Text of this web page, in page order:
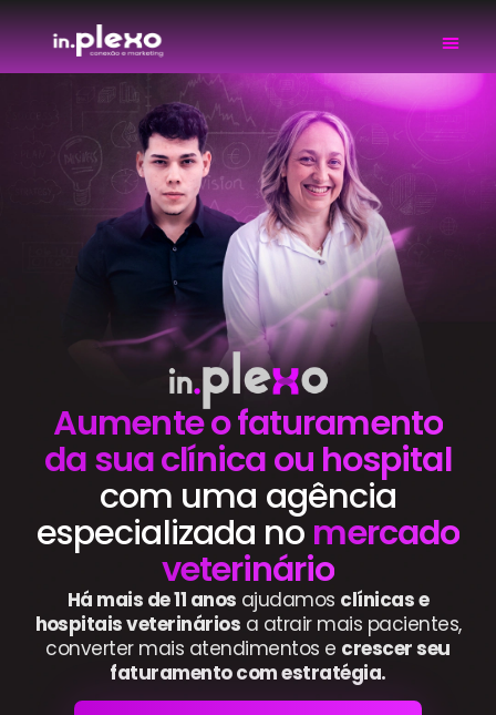
Aumente o faturamento
da sua clínica ou hospital
com uma agência
especializada no mercado
veterinário
Há mais de 11 anos ajudamos clínicas e
hospitais veterinários a atrair mais pacientes,
converter mais atendimentos e crescer seu
faturamento com estratégia.